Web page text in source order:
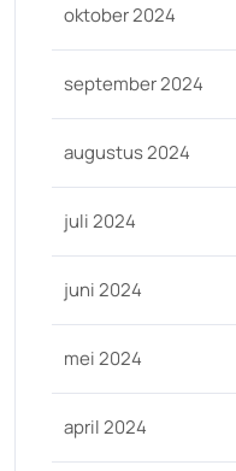
oktober 2024
september 2024
augustus 2024
juli 2024
juni 2024
mei 2024
april 2024